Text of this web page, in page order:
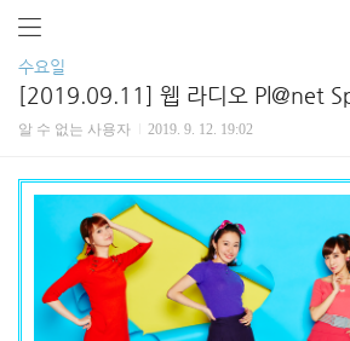
수요일
[2019.09.11] 웹 라디오 Pl@net
알 수 없는 사용자 2019. 9. 12. 19:02